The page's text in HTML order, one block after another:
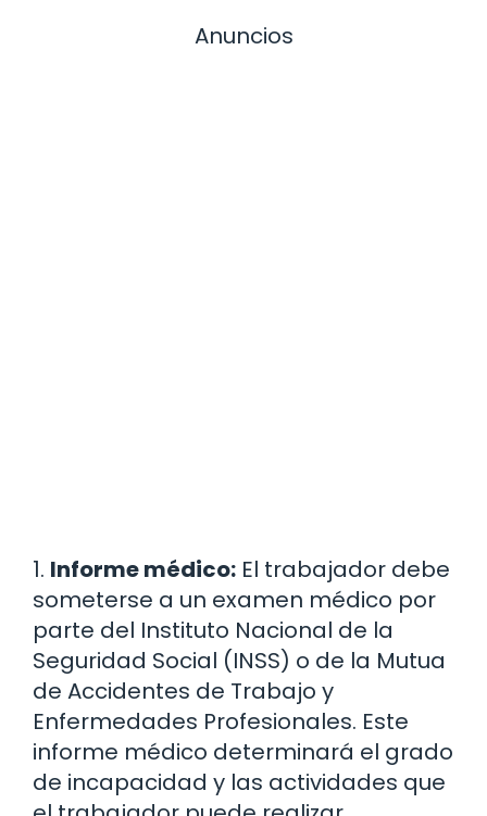
Anuncios
1. Informe médico: El trabajador debe
someterse a un examen médico por
parte del Instituto Nacional de la
Seguridad Social (INSS) o de la Mutua
de Accidentes de Trabajo y
Enfermedades Profesionales. Este
informe médico determinará el grado
de incapacidad y las actividades que